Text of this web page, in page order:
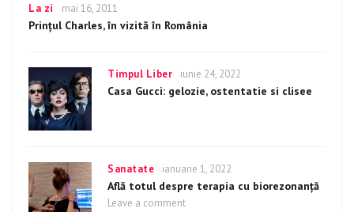
Categories
La zi
Posted
on
mai 16, 2011
Prinţul Charles, în vizită în România
Categories
Timpul Liber
Posted
on
iunie 24, 2022
Casa Gucci: gelozie, ostentatie si clisee
Categories
Sanatate
Posted
on
ianuarie 1, 2022
Află totul despre terapia cu biorezonanță
Leave a comment